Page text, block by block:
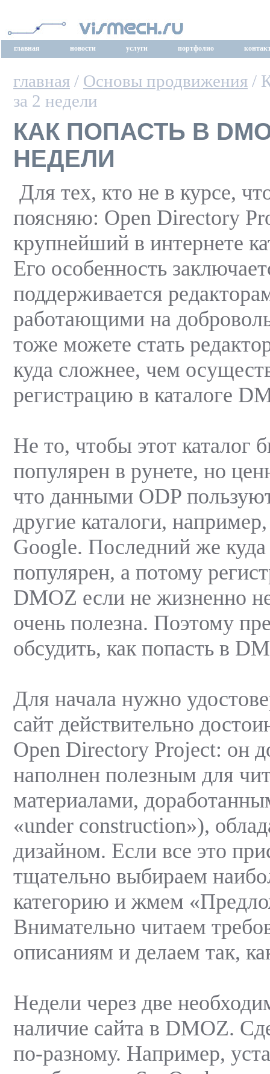
главная новости услуги портфолио
главная / Основы продвижения /
за 2 недели
КАК ПОПАСТЬ В
НЕДЕЛИ
Для тех, кто не в курсе,
поясняю: Open Directory
крупнейший в интернете
Его особенность
поддерживается
работающими на
тоже можете стать
куда сложнее, чем
регистрацию в каталоге
Не то, чтобы этот каталог
популярен в рунете, но
что данными ODP
другие каталоги,
Google. Последний же куда
популярен, а потому
DMOZ если не жизненно
очень полезна. Поэтому
обсудить, как попасть в
Для начала нужно
сайт действительно
Open Directory Project: он
наполнен полезным для
материалами,
«under construction»),
дизайном. Если все это
тщательно выбираем
категорию и жмем
Внимательно читаем
описаниям и делаем так,
Недели через две
наличие сайта в DMOZ.
по-разному. Например,